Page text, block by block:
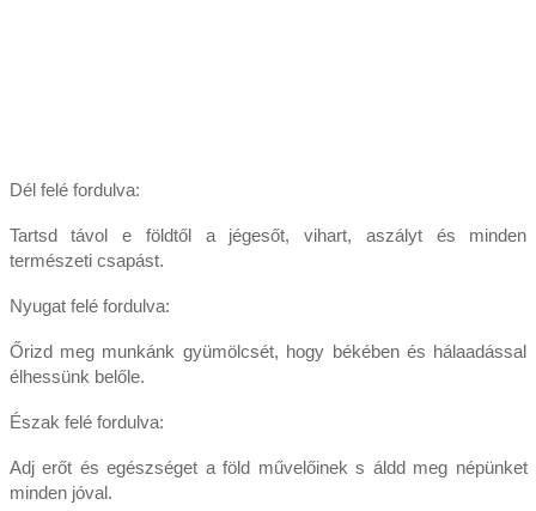
Dél felé fordulva:
Tartsd távol e földtől a jégesőt, vihart, aszályt és minden
természeti csapást.
Nyugat felé fordulva:
Őrizd meg munkánk gyümölcsét, hogy békében és hálaadással
élhessünk belőle.
Észak felé fordulva:
Adj erőt és egészséget a föld művelőinek s áldd meg népünket
minden jóval.